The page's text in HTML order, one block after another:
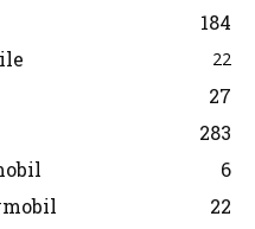
184
22
27
283
6
22